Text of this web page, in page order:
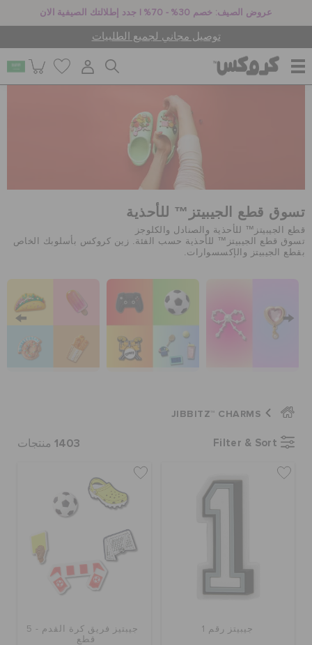
عروض الصيف: خصم 30% - 70% | جدد إطلالتك الصيفية الان
توصيل مجاني لجميع الطلبيات
أطفال
جيبيتز تشارمز
كروكس لمكان العمل
تنزيلات
تسجيل الدخول / اشتراك
تحديد موقع المتجر
حالة الطلبية
تسوق قطع الجيبيتز™ للأحذية
قطع الجيبيتز™ للأحذية والصنادل والكلوجز
تسوق قطع الجيبيتز™ للأحذية حسب الفئة. زين كروكس بأسلوبك الخاص
بقطع الجيبيتز والإكسسوارات.
JIBBITZ™ CHARMS
Filter & Sort
1403 منتجات
جيبيتز رقم 1
جيبتيز فريق كرة القدم - 5
قطع